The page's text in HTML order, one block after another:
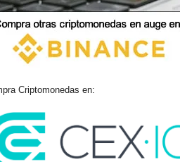
Criptomonedas en: